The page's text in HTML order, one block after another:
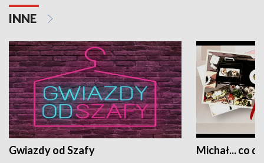
INNE
Gwiazdy od Szafy Michał... co